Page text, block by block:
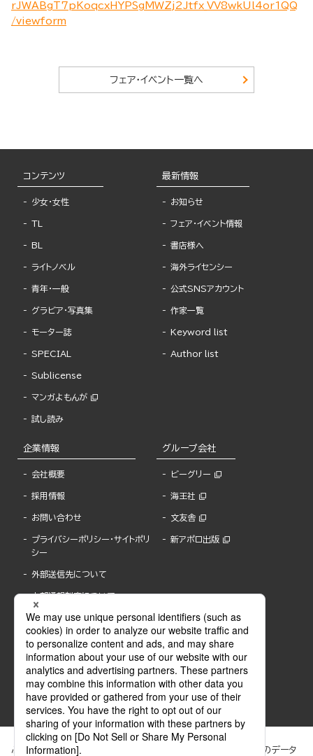
rJWABgT7pKoqcxHYPSgMWZj2Jtfx_VV8wkUl4or1QQ
/viewform
フェア・イベント一覧へ
コンテンツ
少女・女性
TL
BL
ライトノベル
青年・一般
グラビア・写真集
モーター誌
SPECIAL
Sublicense
マンガよもんが
試し読み
最新情報
お知らせ
フェア・イベント情報
書店様へ
海外ライセンシー
公式SNSアカウント
作家一覧
Keyword list
Author list
企業情報
会社概要
採用情報
お問い合わせ
プライバシーポリシー・サイトポリ
シー
外部送信先について
内部通報制度について
グループ会社
ビーグリー
海王社
文友舎
新アポロ出版
ぶんか社が運営するサイトでは、利便性向上のためにCookie等のデータ